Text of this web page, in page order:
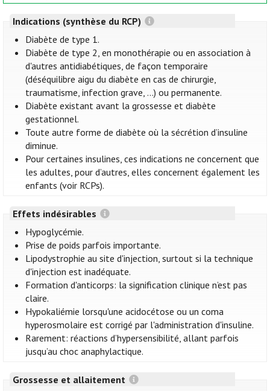
Indications (synthèse du RCP)
Diabète de type 1.
Diabète de type 2, en monothérapie ou en association à
d'autres antidiabétiques, de façon temporaire
(déséquilibre aigu du diabète en cas de chirurgie,
traumatisme, infection grave, …) ou permanente.
Diabète existant avant la grossesse et diabète
gestationnel.
Toute autre forme de diabète où la sécrétion d’insuline
diminue.
Pour certaines insulines, ces indications ne concernent que
les adultes, pour d’autres, elles concernent également les
enfants (voir RCPs).
Effets indésirables
Hypoglycémie.
Prise de poids parfois importante.
Lipodystrophie au site d'injection, surtout si la technique
d'injection est inadéquate.
Formation d'anticorps: la signification clinique n’est pas
claire.
Hypokaliémie lorsqu'une acidocétose ou un coma
hyperosmolaire est corrigé par l'administration d'insuline.
Rarement: réactions d’hypersensibilité, allant parfois
jusqu’au choc anaphylactique.
Grossesse et allaitement